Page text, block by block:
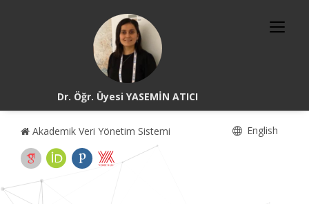
Dr. Öğr. Üyesi YASEMİN ATICI
Akademik Veri Yönetim Sistemi English